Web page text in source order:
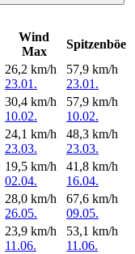
Wind
Max
Spitzenböe
26,2 km/h
23.01.
57,9 km/h
23.01.
30,4 km/h
10.02.
57,9 km/h
10.02.
24,1 km/h
23.03.
48,3 km/h
23.03.
19,5 km/h
02.04.
41,8 km/h
16.04.
28,0 km/h
26.05.
67,6 km/h
09.05.
23,9 km/h
11.06.
53,1 km/h
11.06.